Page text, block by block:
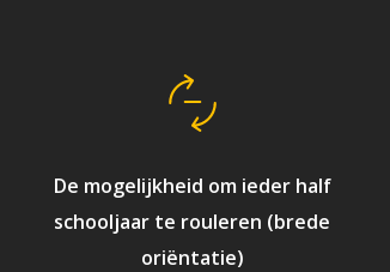
De mogelijkheid om ieder half
schooljaar te rouleren (brede
oriëntatie)